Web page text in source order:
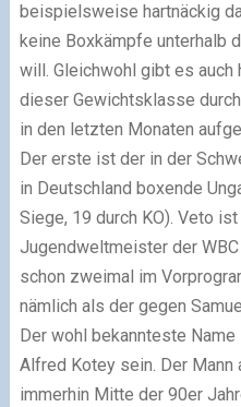
beispielsweise hartnäckig
keine Boxkämpfe unterhalb
will. Gleichwohl gibt es auch
dieser Gewichtsklasse
in den letzten Monaten
Der erste ist der in der
in Deutschland boxende
Siege, 19 durch KO). Veto
Jugendweltmeister der
schon zweimal im
nämlich als der gegen
Der wohl bekannteste
Alfred Kotey sein. Der Mann
immerhin Mitte der 90er